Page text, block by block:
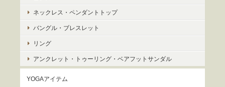
ネックレス・ペンダントトップ
バングル・ブレスレット
リング
アンクレット・トゥーリング・ベアフットサンダル
YOGAアイテム